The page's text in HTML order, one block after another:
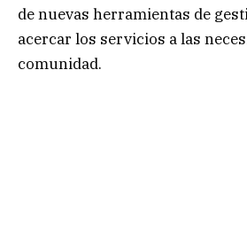
de nuevas herramientas de
acercar los servicios a las
comunidad.